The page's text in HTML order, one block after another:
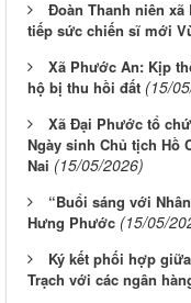
Đoàn Thanh niên
tiếp sức chiến sĩ mới
Xã Phước An: Kịp
hộ bị thu hồi đất (15/
Xã Đại Phước tổ
Ngày sinh Chủ tịch Hồ
Nai (15/05/2026)
“Buổi sáng với
Hưng Phước (15/05/
Ký kết phối hợp
Trạch với các ngân